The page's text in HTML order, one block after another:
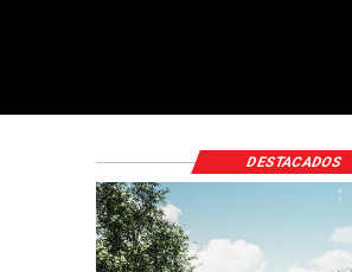
DESTACADOS